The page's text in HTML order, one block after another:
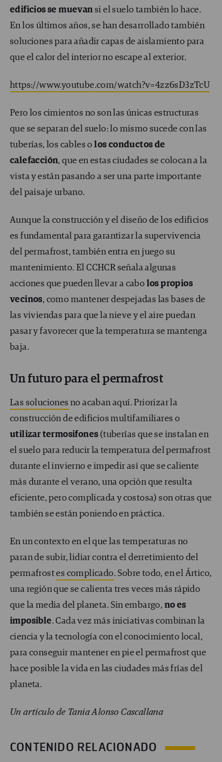
edificios se muevan si el suelo también lo hace.
En los últimos años, se han desarrollado también
soluciones para añadir capas de aislamiento para
que el calor del interior no escape al exterior.
https://www.youtube.com/watch?v=4zz6sD3zTcU
Pero los cimientos no son las únicas estructuras
que se separan del suelo: lo mismo sucede con las
tuberías, los cables o
los conductos de
calefacción, que en estas ciudades se colocan a la
vista y están pasando a ser una parte importante
del paisaje urbano.
Aunque la construcción y el diseño de los edificios
es fundamental para garantizar la supervivencia
del permafrost, también entra en juego su
mantenimiento. El CCHCR señala algunas
acciones que pueden llevar a cabo los propios
vecinos, como mantener despejadas las bases de
las viviendas para que la nieve y el aire puedan
pasar y favorecer que la temperatura se mantenga
baja.
Un futuro para el permafrost
Las soluciones no acaban aquí. Priorizar la
construcción de edificios multifamiliares o
utilizar termosifones (tuberías que se instalan en
el suelo para reducir la temperatura del permafrost
durante el invierno e impedir así que se caliente
más durante el verano, una opción que resulta
eficiente, pero complicada y costosa) son otras que
también se están poniendo en práctica.
En un contexto en el que las temperaturas no
paran de subir, lidiar contra el derretimiento del
permafrostes complicado. Sobre todo, en el Ártico,
una región que se calienta tres veces más rápido
que la media del planeta. Sin embargo, no es
imposible. Cada vez más iniciativas combinan la
ciencia y la tecnología con el conocimiento local,
para conseguir mantener en pie el permafrost que
hace posible la vida en las ciudades más frías del
planeta.
Un artículo de Tania Alonso Cascallana
CONTENIDO RELACIONADO